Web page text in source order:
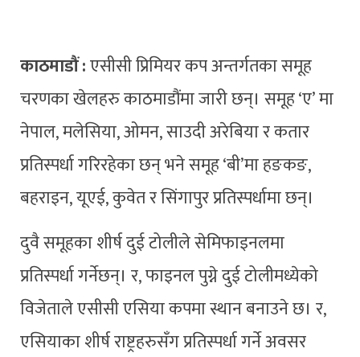
काठमाडौं :एसीसी प्रिमियर कप अन्तर्गतका समूह
चरणका खेलहरु काठमाडौंमा जारी छन्। समूह ‘ए’ मा
नेपाल, मलेसिया, ओमन, साउदी अरेबिया र कतार
प्रतिस्पर्धा गरिरहेका छन् भने समूह ‘बी’मा हङकङ,
बहराइन, यूएई, कुवेत र सिंगापुर प्रतिस्पर्धामा छन्।
दुवै समूहका शीर्ष दुई टोलीले सेमिफाइनलमा
प्रतिस्पर्धा गर्नेछन्। र, फाइनल पुग्ने दुई टोलीमध्येको
विजेताले एसीसी एसिया कपमा स्थान बनाउने छ। र,
एसियाका शीर्ष राष्ट्रहरुसँग प्रतिस्पर्धा गर्ने अवसर